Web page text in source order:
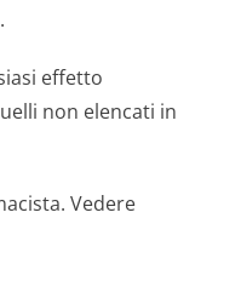
effetto
non elencati in
Vedere